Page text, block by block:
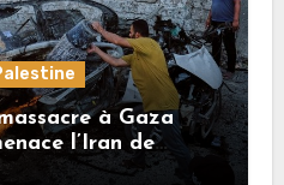
à Gaza
l’Iran de